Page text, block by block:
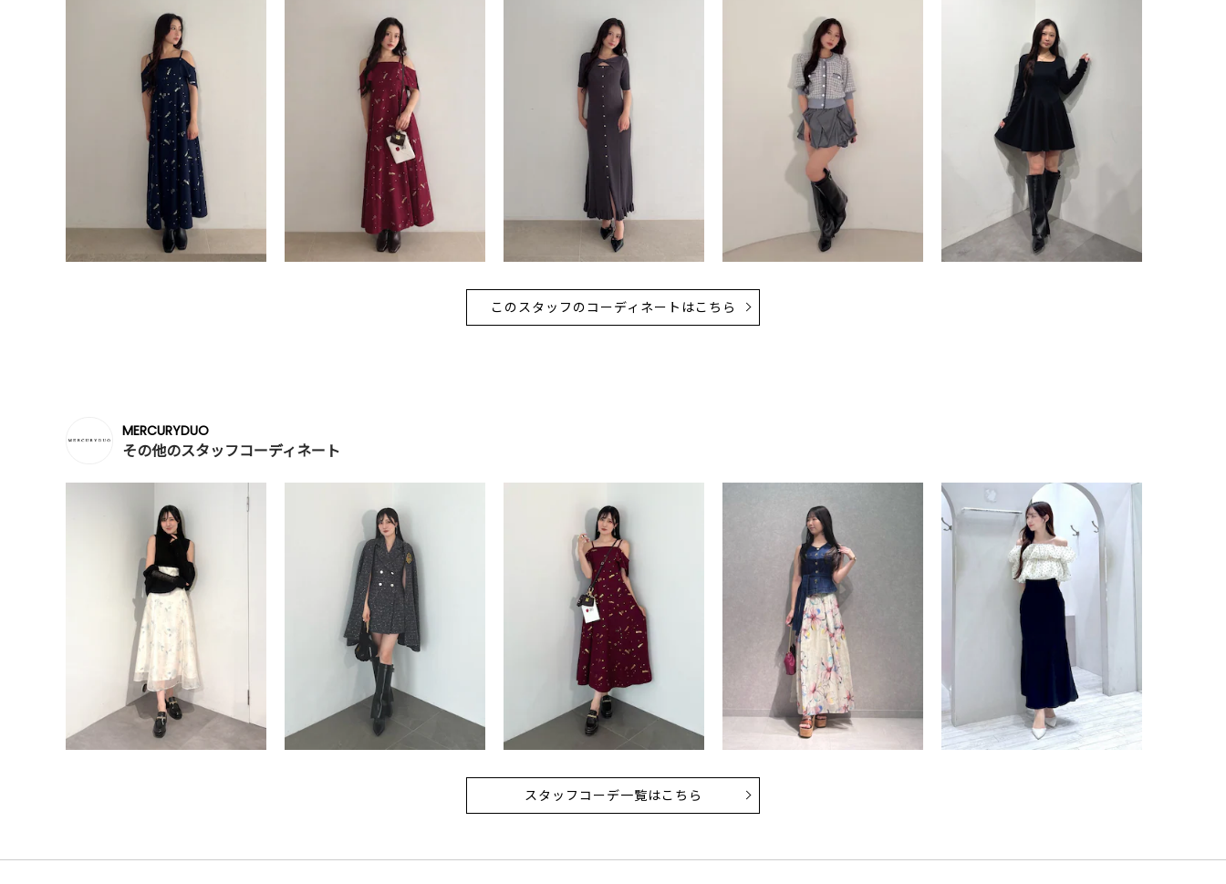
このスタッフのコーディネートはこちら
MERCURYDUO
その他のスタッフコーディネート
スタッフコーデ一覧はこちら